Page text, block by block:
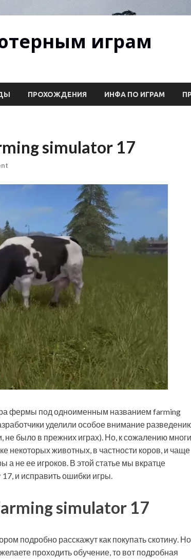
играм
ПРОХОЖДЕНИЯ ИНФА ПО ИГРАМ
simulator 17
фермы под одноименным названием farming
уделили особое внимание
не было в прежних играх). Но, к сожалению
некоторых животных, в частности коров, и чаще
а не ее игроков. В этой статье мы вкратце
и исправить ошибки игры.
simulator 17
подробно расскажут как покупать скотину. Но
проходить обучение, то вот подробная